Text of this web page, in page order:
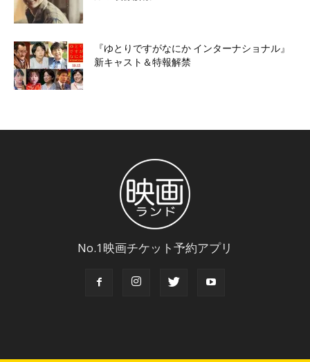
『ゆとりですがなにか インターナショナル』
新キャスト＆特報解禁
No.1映画チケット予約アプリ